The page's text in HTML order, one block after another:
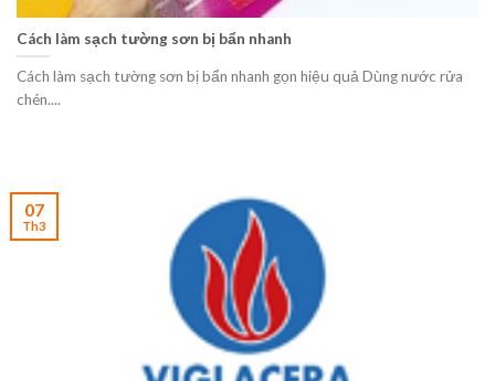
Cách làm sạch tường sơn bị bẩn nhanh
Cách làm sạch tường sơn bị bẩn nhanh gọn hiệu quả Dùng nước rửa
chén....
07
Th3